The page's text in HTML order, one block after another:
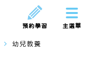
主選單
預約學習
navigate_next 幼兒教養